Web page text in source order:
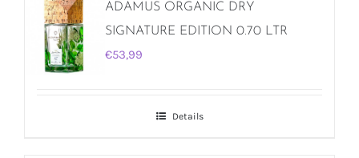
ADAMUS ORGANIC DRY
SIGNATURE EDITION 0.70 LTR
€53,99
Details